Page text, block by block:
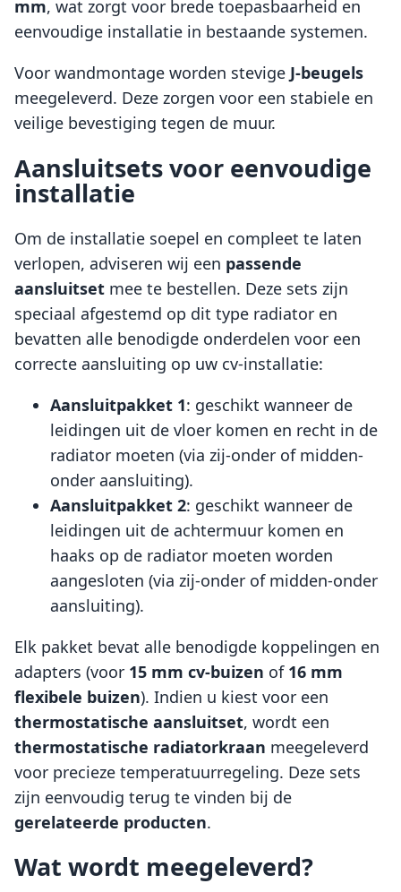
mm, wat zorgt voor brede toepasbaarheid en
eenvoudige installatie in bestaande systemen.
Voor wandmontage worden stevige J-beugels
meegeleverd. Deze zorgen voor een stabiele en
veilige bevestiging tegen de muur.
Aansluitsets voor eenvoudige
installatie
Om de installatie soepel en compleet te laten
verlopen, adviseren wij een passende
aansluitset mee te bestellen. Deze sets zijn
speciaal afgestemd op dit type radiator en
bevatten alle benodigde onderdelen voor een
correcte aansluiting op uw cv-installatie:
Aansluitpakket 1: geschikt wanneer de
leidingen uit de vloer komen en recht in de
radiator moeten (via zij-onder of midden-
onder aansluiting).
Aansluitpakket 2: geschikt wanneer de
leidingen uit de achtermuur komen en
haaks op de radiator moeten worden
aangesloten (via zij-onder of midden-onder
aansluiting).
Elk pakket bevat alle benodigde koppelingen en
adapters (voor 15 mm cv-buizen of 16 mm
flexibele buizen). Indien u kiest voor een
thermostatische aansluitset, wordt een
thermostatische radiatorkraan meegeleverd
voor precieze temperatuurregeling. Deze sets
zijn eenvoudig terug te vinden bij de
gerelateerde producten.
Wat wordt meegeleverd?